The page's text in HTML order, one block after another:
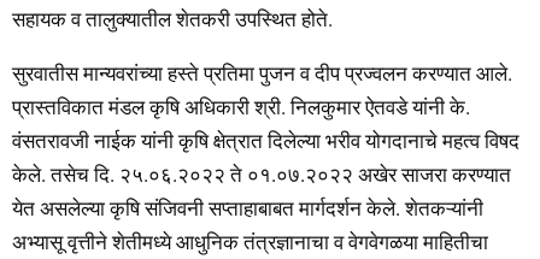
सहायक व तालुक्यातील शेतकरी उपस्थित होते.
सुरवातीस मान्यवरांच्या हस्ते प्रतिमा पुजन व दीप प्रज्वलन करण्यात आले.
प्रास्तविकात मंडल कृषि अधिकारी श्री. निलकुमार ऐतवडे यांनी के.
वंसतरावजी नाईक यांनी कृषि क्षेत्रात दिलेल्या भरीव योगदानाचे महत्व विषद
केले. तसेच दि. २५.०६.२०२२ ते ०१.०७.२०२२ अखेर साजरा करण्यात
येत असलेल्या कृषि संजिवनी सप्ताहाबाबत मार्गदर्शन केले. शेतकऱ्यांनी
अभ्यासू वृत्तीने शेतीमध्ये आधुनिक तंत्रज्ञानाचा व वेगवेगळया माहितीचा